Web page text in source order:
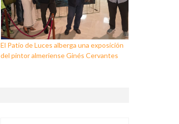
El Patio de Luces alberga una exposición
del pintor almeriense Ginés Cervantes